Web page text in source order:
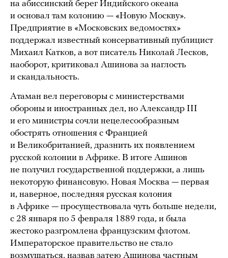
на абиссинский берег Индийского океана
и основал там колонию — «Новую Москву».
Предприятие в «Московских ведомостях»
поддержал известный консервативный публицист
Михаил Катков, а вот писатель Николай Лесков,
наоборот, критиковал Ашинова за наглость
и скандальность.
Атаман вел переговоры с министерствами
обороны и иностранных дел, но Александр III
и его министры сочли нецелесообразным
обострять отношения с Францией
и Великобританией, дразнить их появлением
русской колонии в Африке. В итоге Ашинов
не получил государственной поддержки, а лишь
некоторую финансовую. Новая Москва — первая
и, наверное, последняя русская колония
в Африке — просуществовала чуть больше недели,
с 28 января по 5 февраля 1889 года, и была
жестоко разгромлена французским флотом.
Императорское правительство не стало
возмущаться, назвав затею Ашинова частным